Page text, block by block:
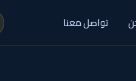
تواصل معنا